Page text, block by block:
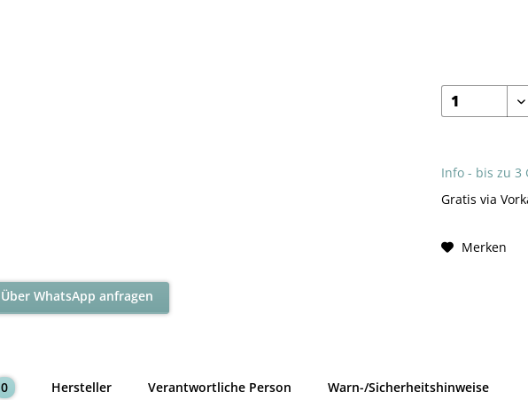
Info - bis zu 3
Gratis via
Merken
Über WhatsApp anfragen
0 Hersteller Verantwortliche Person Warn-/Sicherheitshinweise